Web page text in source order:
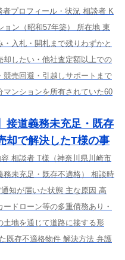
者プロフィール・状況 相談者 K
ョン（昭和57年築） 所在地 東
入札・開札まで残りわずかと
したい・他社査定額以上での
売回避・引越しサポートまで
ンションを所有されていた60
接道義務未充足・既存
却で解決したT様の事
相談者 T様（神奈川県川崎市
未充足・既存不適格） 相談時
知が届いた状態 主な原因 高
ドローン等の多重債務あり・
地を通じて道路に接する形
既存不適格物件 解決方法 弁護